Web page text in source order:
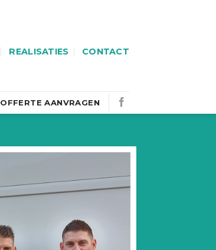
REALISATIES CONTACT
OFFERTE AANVRAGEN